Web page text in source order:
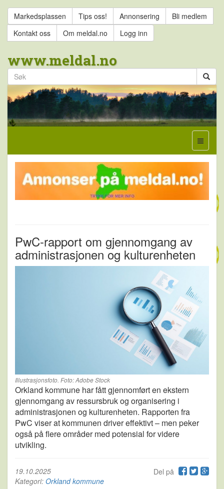
Markedsplassen Tips oss! Annonsering
Bli medlem
Kontakt oss
Om meldal.no Logg inn
www.meldal.no
PwC-rapport om gjennomgang av
administrasjonen og kulturenheten
Illustrasjonsfoto. Foto: Adobe Stock
Orkland kommune har fått gjennomført en ekstern
gjennomgang av ressursbruk og organisering i
administrasjonen og kulturenheten. Rapporten fra
PwC viser at kommunen driver effektivt – men peker
også på flere områder med potensial for videre
utvikling.
Del på
19.10.2025
Kategori: Orkland kommune